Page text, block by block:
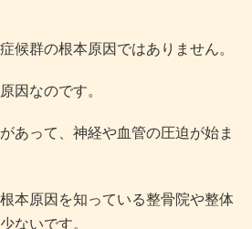
候群の根本原因ではありません。
因なのです。
あって、神経や血管の圧迫が始ま
本原因を知っている整骨院や整体
ないです。